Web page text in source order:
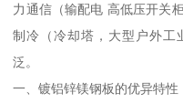
力通信（输配电 高低压开关
制冷（冷却塔，大型户外工
泛。
一、镀铝锌镁钢板的优异特性